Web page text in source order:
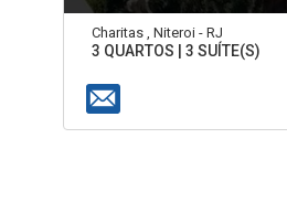
Charitas , Niteroi - RJ
3 QUARTOS | 3 SUÍTE(S)